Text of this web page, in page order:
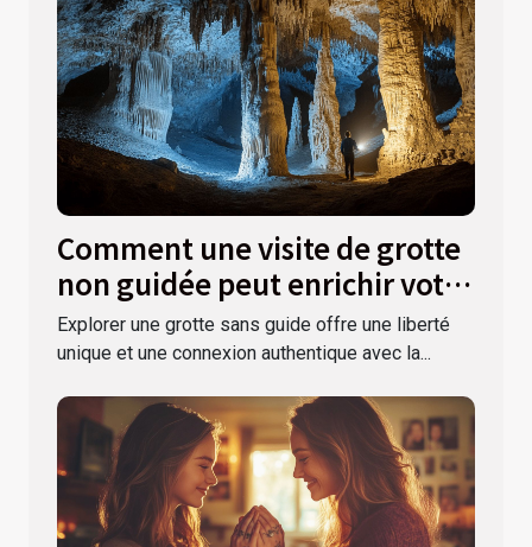
Comment une visite de grotte
non guidée peut enrichir votre
expérience ?
Explorer une grotte sans guide offre une liberté
unique et une connexion authentique avec la...